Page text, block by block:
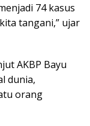
74 kasus
tangani,” ujar
AKBP Bayu
dunia,
orang